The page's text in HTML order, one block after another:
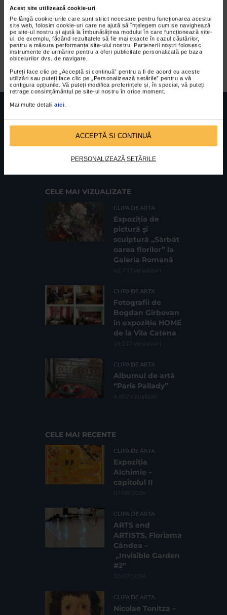
Acest site utilizează cookie-uri
Pe lângă cookie-urile care sunt strict necesare pentru funcționarea acestui
site web, folosim cookie-uri care ne ajută să înțelegem cum se navighează
pe site-ul nostru și ajută la îmbunătățirea modului în care funcționează site-
ul, de exemplu, făcând rezultatele să fie mai exacte în cazul căutărilor,
pentru a măsura performanța site-ului nostru. Partenerii noștri folosesc
instrumente de urmărire pentru a oferi publicitate personalizată pe baza
obiceiurilor dvs. de navigare.
Puteți face clic pe „Acceptă si continuă” pentru a fi de acord cu aceste
utilizări sau puteți face clic pe „Personalizează setările” pentru a vă
configura opțiunile. Vă puteți modifica preferințele și, în special, vă puteți
retrage consimțământul pe site-ul nostru în orice moment.
Mai multe detalii aici
ACCEPTĂ SI CONTINUĂ
PERSONALIZEAZĂ SETĂRILE
Prin muzeele Parisului
Sc. 4, Ap. 197, Sector 2
CELE MAI VIZUALIZATE
CLIPA DE ARTA
Expoziția de
pictură și
sculptură „Sărbăt
oarea florilor” la
Galeria Romană
62.735 vizualizari
CLIPA DE ARTA
Fotografii de
Bogdan Gîrbovan
în expoziția HOME
de la Vila Catena
16.217 vizualizari
CLIPA DE ARTA
Albumul de artă
“Paris Pallady”
6.602 vizualizari
CELE MAI RECENTE
CLIPA DE ARTA
Expoziția
Alchimie –
capitolul II
07/08/2026
CLIPA DE ARTA
ARTS and
ARTISTS. Floriama
Cândea –
„Invisible Garden
#2”
30/07/2026
CLIPA DE ARTA
Nicolae Tonitza –